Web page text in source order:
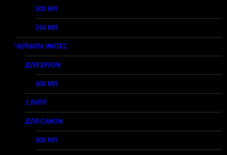
100 МЛ
250 МЛ
ЧЕРНИЛА INKTEC
ДЛЯ EPSON
100 МЛ
1 ЛИТР
ДЛЯ CANON
100 МЛ